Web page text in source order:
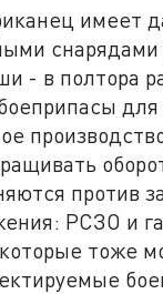
имеет
снарядами
- в полтора
против
РСЗО и
тоже